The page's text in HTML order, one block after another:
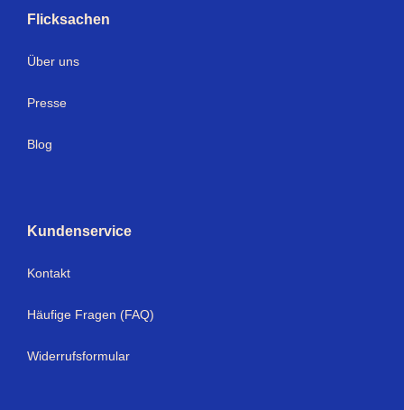
Flicksachen
Über uns
Presse
Blog
Kundenservice
Kontakt
Häufige Fragen (FAQ)
Widerrufsformular